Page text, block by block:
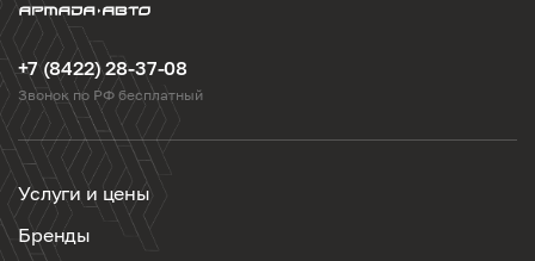
+7 (8422) 28-37-08
Звонок по РФ бесплатный
Услуги и цены
Бренды